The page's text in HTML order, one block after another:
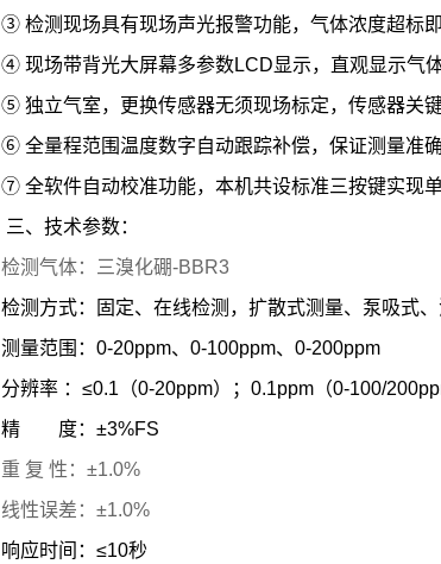
③ 检测现场具有现场声光报警功能，气体浓度超标
④ 现场带背光大屏幕多参数LCD显示，直观显示气
⑤ 独立气室，更换传感器无须现场标定，传感器关
⑥ 全量程范围温度数字自动跟踪补偿，保证测量准
⑦ 全软件自动校准功能，本机共设标准三按键实现
三、技术参数：
检测气体：三溴化硼-BBR3
检测方式：固定、在线检测，扩散式测量、泵吸式
测量范围：0-20ppm、0-100ppm、0-200ppm
分辨率 ：≤0.1（0-20ppm）；0.1ppm（0-100/
精 度：±3%FS
重 复 性：±1.0%
线性误差：±1.0%
响应时间：≤10秒